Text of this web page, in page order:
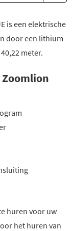
is een elektrische
door een lithium
meter.
Zoomlion
huren voor uw
het huren van